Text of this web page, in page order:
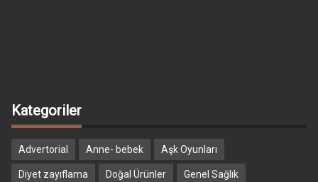
Kategoriler
Advertorial Anne- bebek Aşk Oyunları
Diyet zayıflama Doğal Ürünler Genel Sağlık